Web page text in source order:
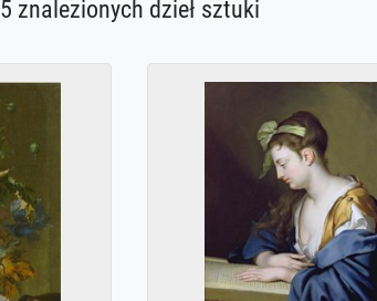
5 znalezionych dzieł sztuki